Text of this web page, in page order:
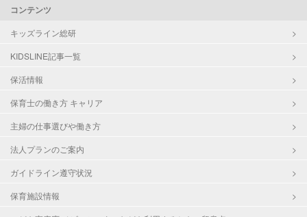
コンテンツ
キッズライン総研
KIDSLINE記事一覧
保活情報
保育士の働き方 キャリア
主婦の仕事選びや働き方
法人プランのご案内
ガイドライン遵守状況
保育施設情報